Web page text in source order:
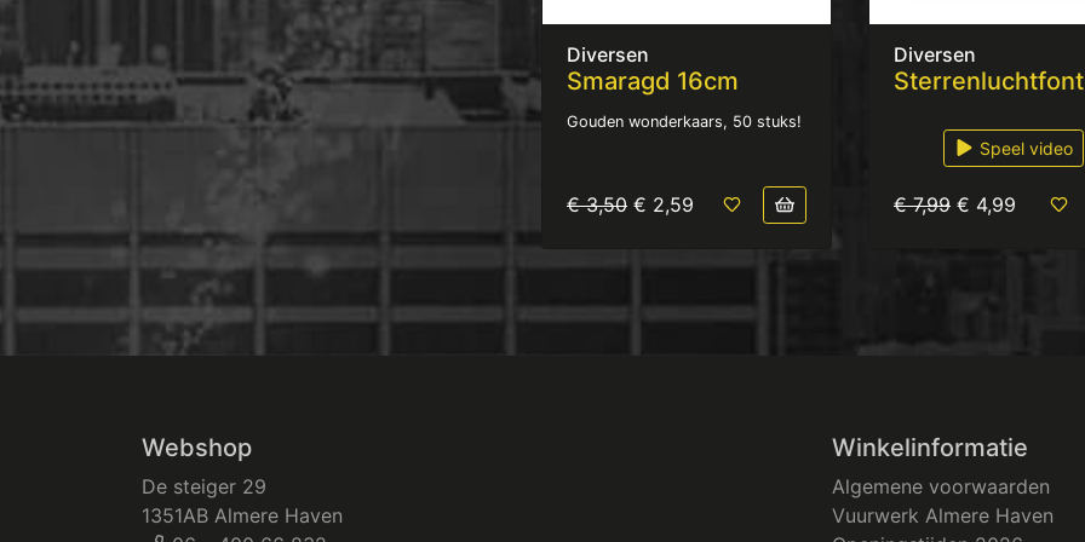
Diversen
Smaragd 16cm
Gouden wonderkaars, 50 stuks!
€ 3,50 € 2,59
Diversen
Speel video
€ 7,99 € 4,99
Webshop
De steiger 29
1351AB Almere Haven
Winkelinformatie
Algemene voorwaarden
Vuurwerk Almere Haven